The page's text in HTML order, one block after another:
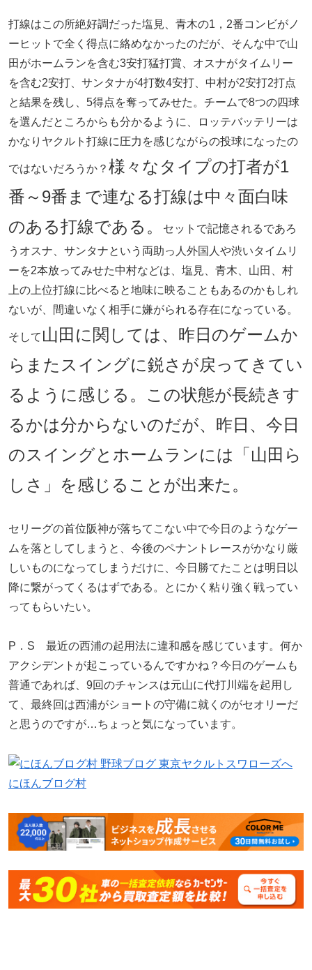
打線はこの所絶好調だった塩見、青木の1，2番コンビがノ
ーヒットで全く得点に絡めなかったのだが、そんな中で山
田がホームランを含む3安打猛打賞、オスナがタイムリー
を含む2安打、サンタナが4打数4安打、中村が2安打2打点
と結果を残し、5得点を奪ってみせた。チームで8つの四球
を選んだところからも分かるように、ロッテバッテリーは
かなりヤクルト打線に圧力を感じながらの投球になったの
ではないだろうか？ 様々なタイプの打者が1
番～9番まで連なる打線は中々面白味
のある打線である。
セットで記憶されるであろ
うオスナ、サンタナという両助っ人外国人や渋いタイムリ
ーを2本放ってみせた中村などは、塩見、青木、山田、村
上の上位打線に比べると地味に映ることもあるのかもしれ
ないが、間違いなく相手に嫌がられる存在になっている。
そして 山田に関しては、昨日のゲームか
らまたスイングに鋭さが戻ってきてい
るように感じる。この状態が長続きす
るかは分からないのだが、昨日、今日
のスイングとホームランには「山田ら
しさ」を感じることが出来た。
セリーグの首位阪神が落ちてこない中で今日のようなゲー
ムを落としてしまうと、今後のペナントレースがかなり厳
しいものになってしまうだけに、今日勝てたことは明日以
降に繋がってくるはずである。とにかく粘り強く戦ってい
ってもらいたい。
P．S 最近の西浦の起用法に違和感を感じています。何か
アクシデントが起こっているんですかね？今日のゲームも
普通であれば、9回のチャンスは元山に代打川端を起用し
て、最終回は西浦がショートの守備に就くのがセオリーだ
と思うのですが…ちょっと気になっています。
にほんブログ村